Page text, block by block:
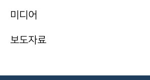
미디어
보도자료